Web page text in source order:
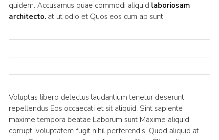
quidem. Accusamus quae commodi aliquid laboriosam
architecto.at ut odio et Quos eos cum ab sunt.
Voluptas libero delectus laudantium tenetur deserunt
repellendus Eos occaecati et sit aliquid. Sint sapiente
maxime tempora beatae Laborum sunt Maxime aliquid
corrupti voluptatem fugit nihil perferendis. Quod aliquid at